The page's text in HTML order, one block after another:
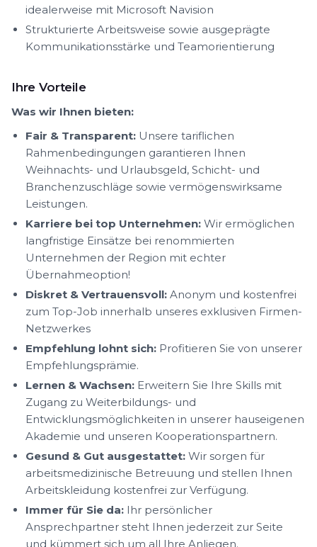
idealerweise mit Microsoft Navision
Strukturierte Arbeitsweise sowie ausgeprägte
Kommunikationsstärke und Teamorientierung
Ihre Vorteile
Was wir Ihnen bieten:
Fair & Transparent: Unsere tariflichen
Rahmenbedingungen garantieren Ihnen
Weihnachts- und Urlaubsgeld, Schicht- und
Branchenzuschläge sowie vermögenswirksame
Leistungen.
Karriere bei top Unternehmen: Wir ermöglichen
langfristige Einsätze bei renommierten
Unternehmen der Region mit echter
Übernahmeoption!
Diskret & Vertrauensvoll: Anonym und kostenfrei
zum Top-Job innerhalb unseres exklusiven Firmen-
Netzwerkes
Empfehlung lohnt sich: Profitieren Sie von unserer
Empfehlungsprämie.
Lernen & Wachsen: Erweitern Sie Ihre Skills mit
Zugang zu Weiterbildungs- und
Entwicklungsmöglichkeiten in unserer hauseigenen
Akademie und unseren Kooperationspartnern.
Gesund & Gut ausgestattet: Wir sorgen für
arbeitsmedizinische Betreuung und stellen Ihnen
Arbeitskleidung kostenfrei zur Verfügung.
Immer für Sie da: Ihr persönlicher
Ansprechpartner steht Ihnen jederzeit zur Seite
und kümmert sich um all Ihre Anliegen.